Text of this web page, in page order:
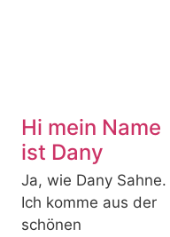
Hi mein Name
ist Dany
Ja, wie Dany Sahne.
Ich komme aus der
schönen